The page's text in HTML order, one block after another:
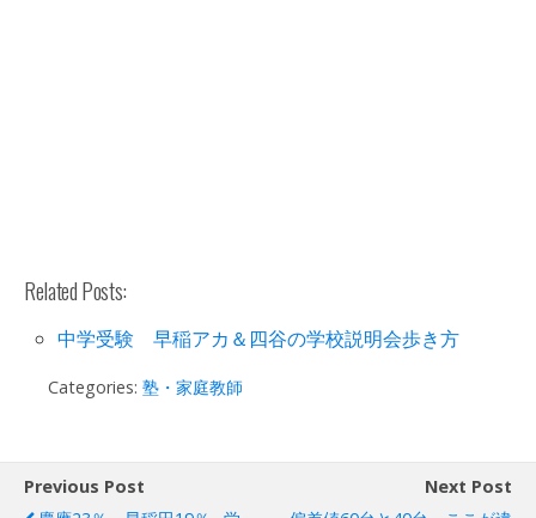
Related Posts:
中学受験 早稲アカ＆四谷の学校説明会歩き方
Categories: 塾・家庭教師
Previous Post
Next Post